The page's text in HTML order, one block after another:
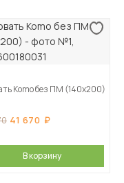
Komo без ПМ (140х200)
41 670
В корзину